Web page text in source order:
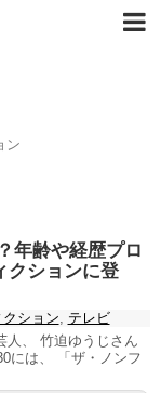
ン
年齢や経歴プロ
クションに登
ション, テレビ
人、 竹迫ゆうじさん
には、 「ザ・ノンフ